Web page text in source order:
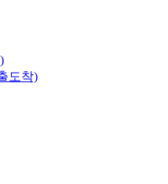
도착)